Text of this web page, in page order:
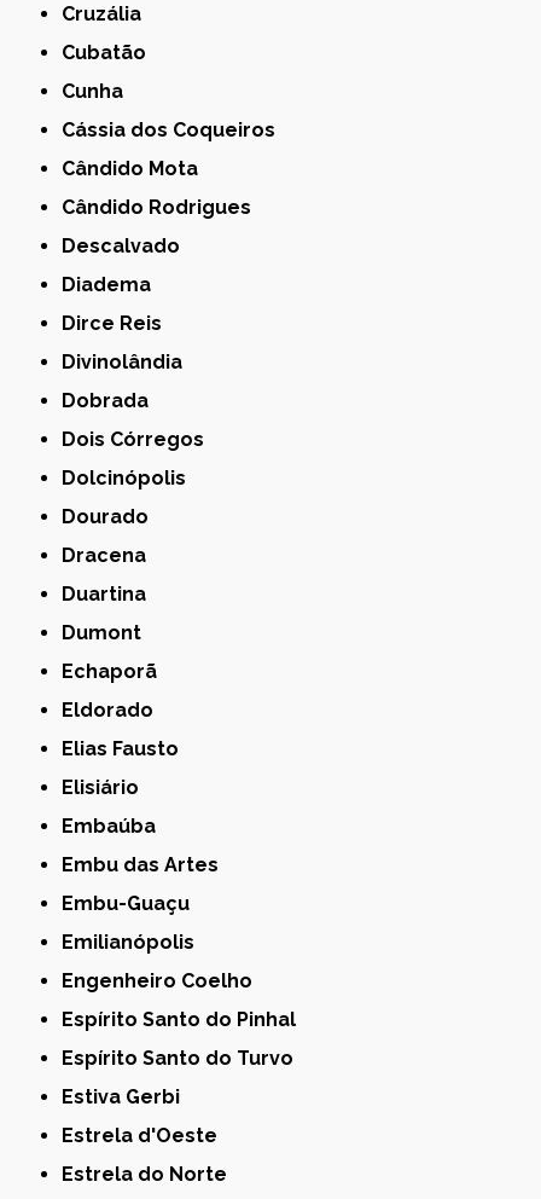
Cruzália
Cubatão
Cunha
Cássia dos Coqueiros
Cândido Mota
Cândido Rodrigues
Descalvado
Diadema
Dirce Reis
Divinolândia
Dobrada
Dois Córregos
Dolcinópolis
Dourado
Dracena
Duartina
Dumont
Echaporã
Eldorado
Elias Fausto
Elisiário
Embaúba
Embu das Artes
Embu-Guaçu
Emilianópolis
Engenheiro Coelho
Espírito Santo do Pinhal
Espírito Santo do Turvo
Estiva Gerbi
Estrela d'Oeste
Estrela do Norte